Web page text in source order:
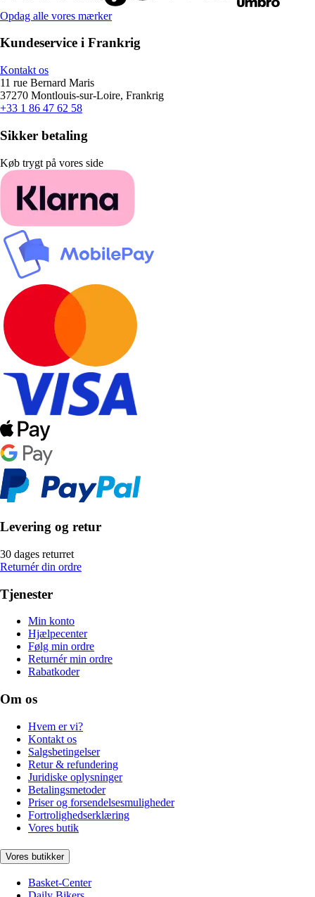
Opdag alle vores mærker
Kundeservice i Frankrig
Kontakt os
11 rue Bernard Maris
37270 Montlouis-sur-Loire, Frankrig
+33 1 86 47 62 58
Sikker betaling
Køb trygt på vores side
Levering og retur
30 dages returret
Returnér din ordre
Tjenester
Min konto
Hjælpecenter
Følg min ordre
Returnér min ordre
Rabatkoder
Om os
Hvem er vi?
Kontakt os
Salgsbetingelser
Retur & refundering
Juridiske oplysninger
Betalingsmetoder
Priser og forsendelsesmuligheder
Fortrolighedserklæring
Vores butik
Vores butikker
Basket-Center